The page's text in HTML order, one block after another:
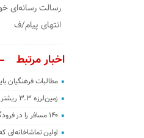
رسالت رسانه‌ای
انتهای پیام/ف
اخبار مرتبط
مطالبات فرهنگیان
زمین‌لرزه ۳.۳ ریشتری حوالی چغامیش را لرزاند
۱۴۰ مسافر را در فرودگاه ساری نجات یافتند
اولین تماشاخانه‌ای